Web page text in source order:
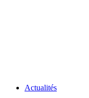
Actualités